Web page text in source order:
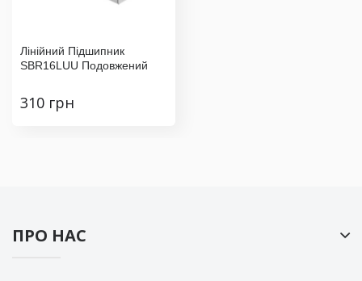
Лінійний Підшипник
SBR16LUU Подовжений
310 грн
ПРО НАС